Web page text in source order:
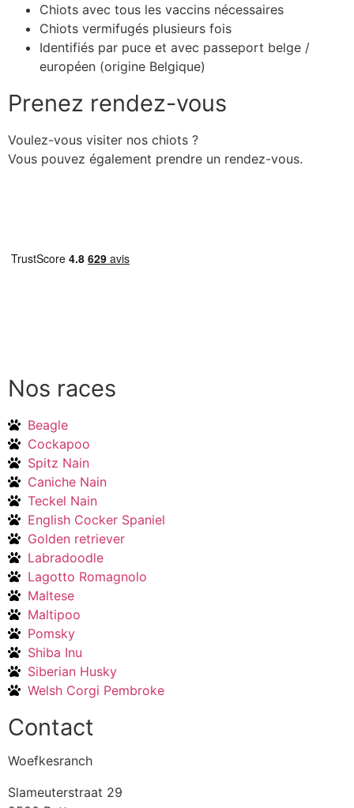
Chiots avec tous les vaccins nécessaires
Chiots vermifugés plusieurs fois
Identifiés par puce et avec passeport belge /
européen (origine Belgique)
Prenez rendez-vous
Voulez-vous visiter nos chiots ?
Vous pouvez également prendre un rendez-vous.
Nos races
Beagle
Cockapoo
Spitz Nain
Caniche Nain
Teckel Nain
English Cocker Spaniel
Golden retriever
Labradoodle
Lagotto Romagnolo
Maltese
Maltipoo
Pomsky
Shiba Inu
Siberian Husky
Welsh Corgi Pembroke
Contact
Woefkesranch
Slameuterstraat 29